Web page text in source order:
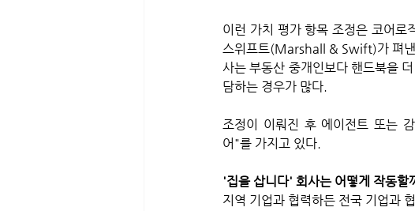
이런 가치 평가 항목 조정은 코어
스위프트(Marshall & Swift)가 펴낸
사는 부동산 중개인보다 핸드북을
담하는 경우가 많다.
조정이 이뤄진 후 에이전트 또는
어"를 가지고 있다.
'집을 삽니다' 회사는 어떻게 작동할
지역 기업과 협력하든 전국 기업과